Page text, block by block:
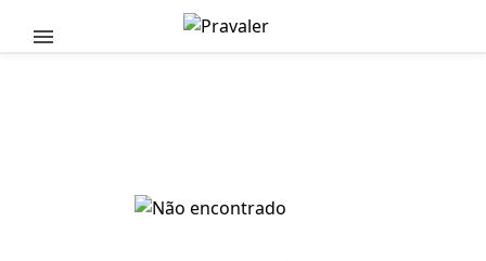
Pular para o conteúdo principal